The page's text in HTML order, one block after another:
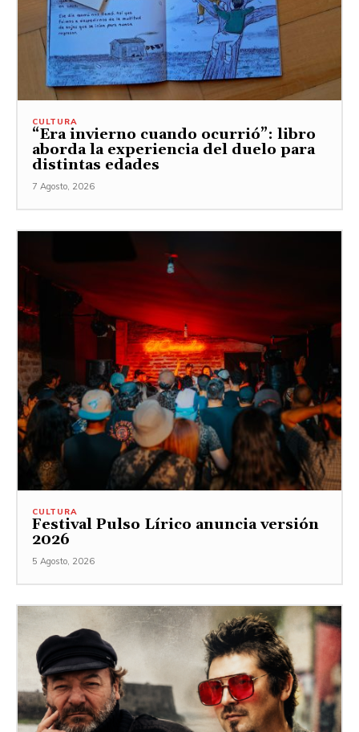
CULTURA
“Era invierno cuando ocurrió”: libro
aborda la experiencia del duelo para
distintas edades
7 Agosto, 2026
CULTURA
Festival Pulso Lírico anuncia versión
2026
5 Agosto, 2026